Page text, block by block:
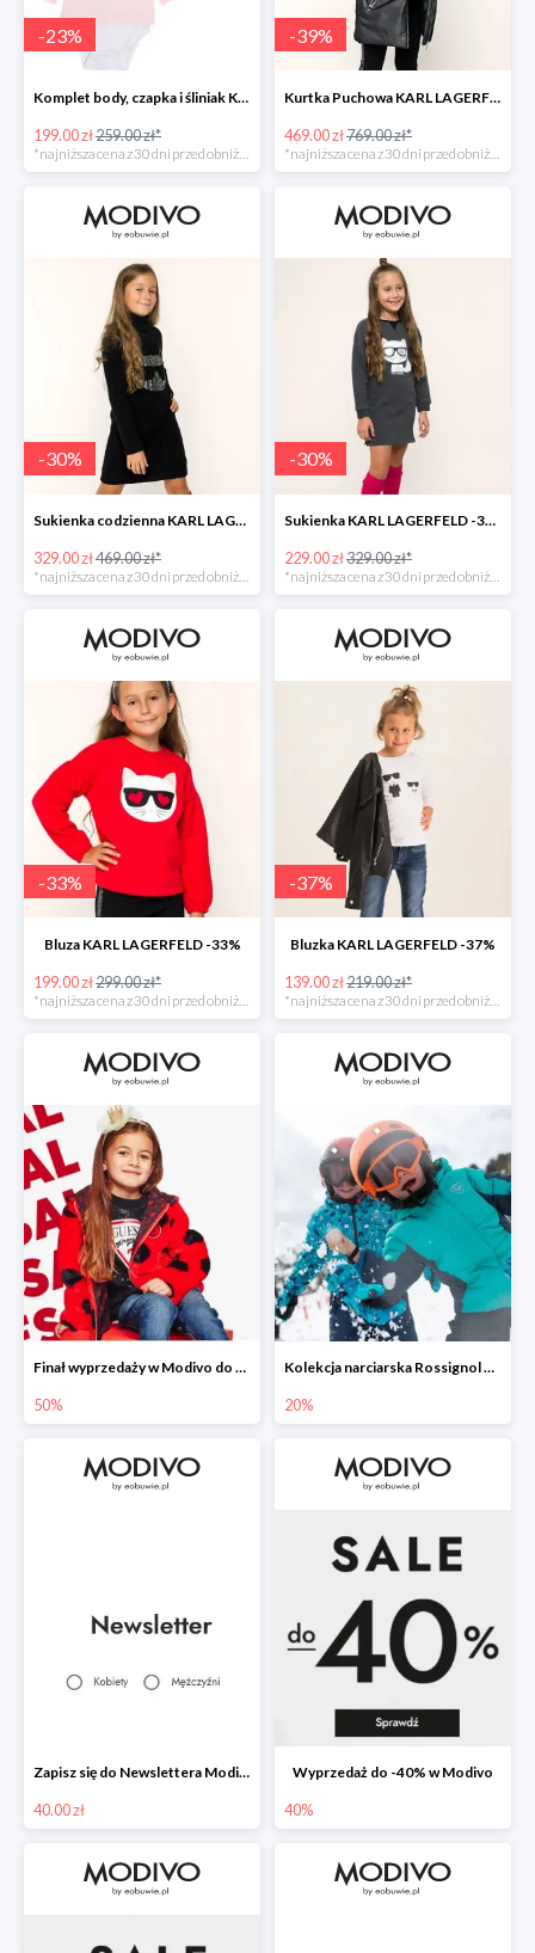
-23%
Komplet body, czapka i śliniak KARL LAGERFELD -23%
199.00 zł259.00 zł*
-39%
Kurtka Puchowa KARL LAGERFELD -39%
469.00 zł769.00 zł*
-30%
Sukienka codzienna KARL LAGERFELD -30%
329.00 zł469.00 zł*
*najniższa cena z 30 dni przed obniżką
-30%
Sukienka KARL LAGERFELD -30%
229.00 zł329.00 zł*
*najniższa cena z 30 dni przed obniżką
-33%
Bluza KARL LAGERFELD -33%
199.00 zł299.00 zł*
-37%
Bluzka KARL LAGERFELD -37%
139.00 zł219.00 zł*
Finał wyprzedaży w Modivo do -50%
50%
Kolekcja narciarska Rossignol w Modivo do -20%
20%
Zapisz się do Newslettera Modivo i odbierz 40 zł na zakupy
40.00 zł
Wyprzedaż do -40% w Modivo
40%